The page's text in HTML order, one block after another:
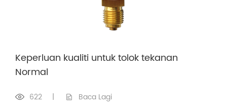
Keperluan kualiti untuk tolok tekanan
Normal
622 | Baca Lagi